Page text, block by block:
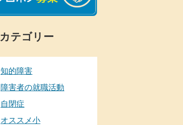
カテゴリー
知的障害
障害者の就職活動
自閉症
オススメ小